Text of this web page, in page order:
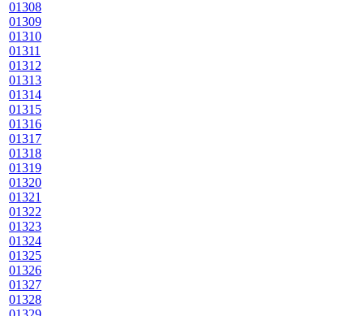
01308
01309
01310
01311
01312
01313
01314
01315
01316
01317
01318
01319
01320
01321
01322
01323
01324
01325
01326
01327
01328